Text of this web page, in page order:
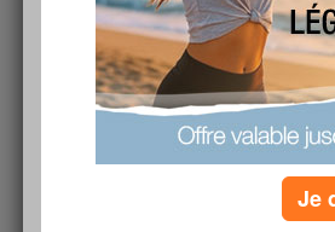
Bravo pour
Je